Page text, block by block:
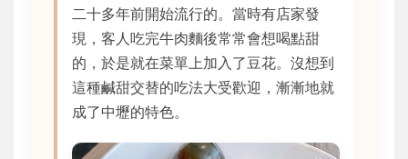
二十多年前開始流行的。當時有店家發
現，客人吃完牛肉麵後常常會想喝點甜
的，於是就在菜單上加入了豆花。沒想到
這種鹹甜交替的吃法大受歡迎，漸漸地就
成了中壢的特色。